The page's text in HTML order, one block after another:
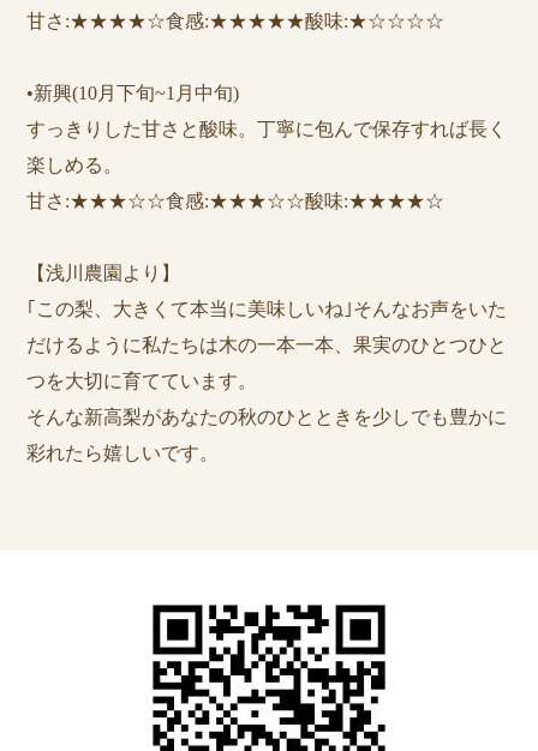
甘さ:★★★★☆食感:★★★★★酸味:★☆☆☆☆
•新興(10月下旬~1月中旬)
すっきりした甘さと酸味。丁寧に包んで保存すれば長く
楽しめる。
甘さ:★★★☆☆食感:★★★☆☆酸味:★★★★☆
【浅川農園より】
｢この梨、大きくて本当に美味しいね｣そんなお声をいた
だけるように私たちは木の一本一本、果実のひとつひと
つを大切に育てています。
そんな新高梨があなたの秋のひとときを少しでも豊かに
彩れたら嬉しいです。